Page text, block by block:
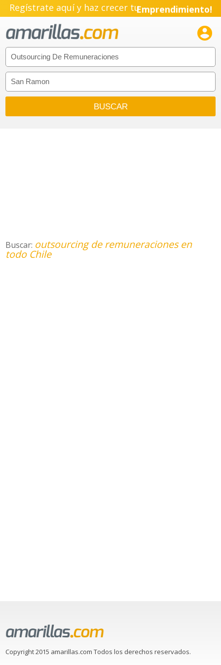
Regístrate aquí y haz crecer tuEmprendimiento!

Buscar: outsourcing de remuneraciones en
todo Chile
Copyright 2015 amarillas.com Todos los derechos reservados.